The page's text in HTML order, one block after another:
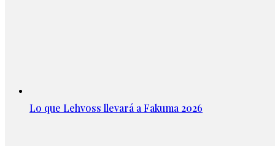
Lo que Lehvoss llevará a Fakuma 2026